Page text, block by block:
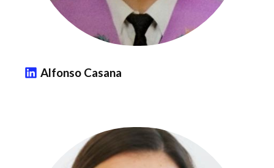
Alfonso Casana